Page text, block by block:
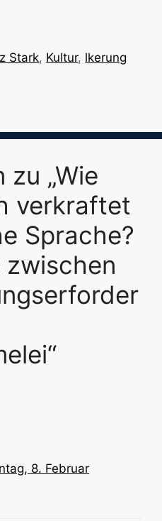
Stark, Kultur, lkerung
zu „Wie
verkraftet
Sprache?
zwischen
8. Februar